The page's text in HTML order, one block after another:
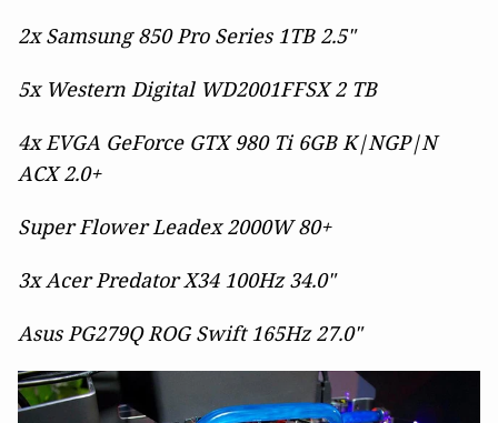
2x Samsung 850 Pro Series 1TB 2.5"
5x Western Digital WD2001FFSX 2 TB
4x EVGA GeForce GTX 980 Ti 6GB K|NGP|N
ACX 2.0+
Super Flower Leadex 2000W 80+
3x Acer Predator X34 100Hz 34.0"
Asus PG279Q ROG Swift 165Hz 27.0"